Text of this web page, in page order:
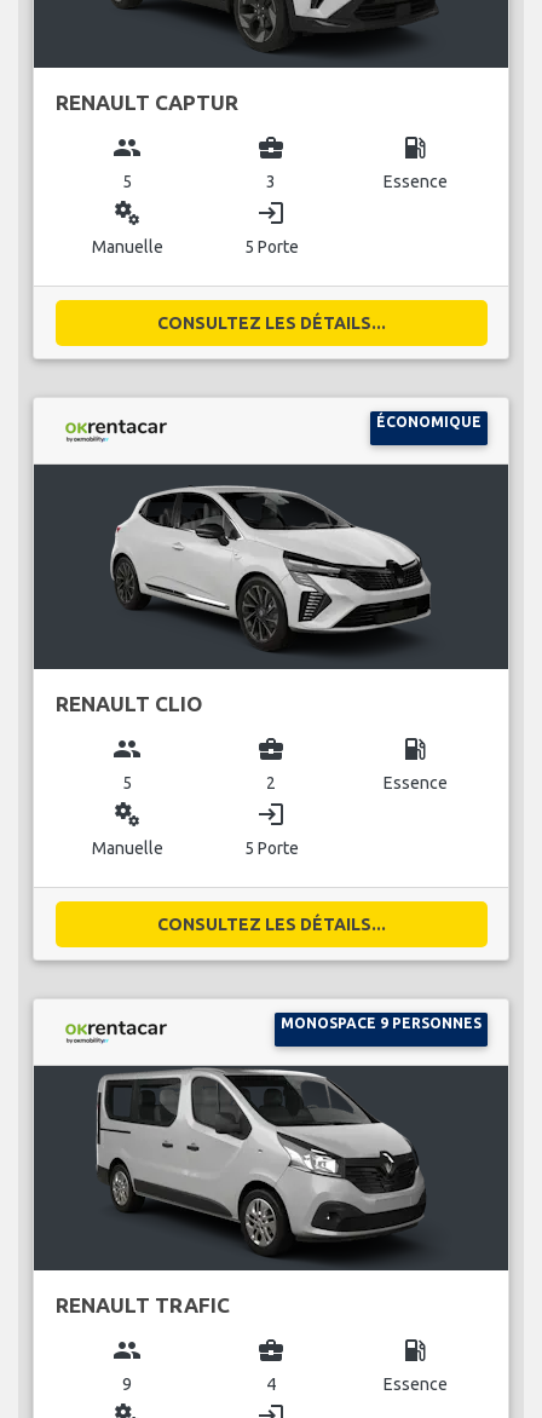
RENAULT CAPTUR
group
5
business_center
3
local_gas_station
Essence
miscellaneous_services
Manuelle
login
5 Porte
CONSULTEZ LES DÉTAILS...
ÉCONOMIQUE
RENAULT CLIO
group
5
business_center
2
local_gas_station
Essence
miscellaneous_services
Manuelle
login
5 Porte
CONSULTEZ LES DÉTAILS...
MONOSPACE 9 PERSONNES
RENAULT TRAFIC
group
9
business_center
4
local_gas_station
Essence